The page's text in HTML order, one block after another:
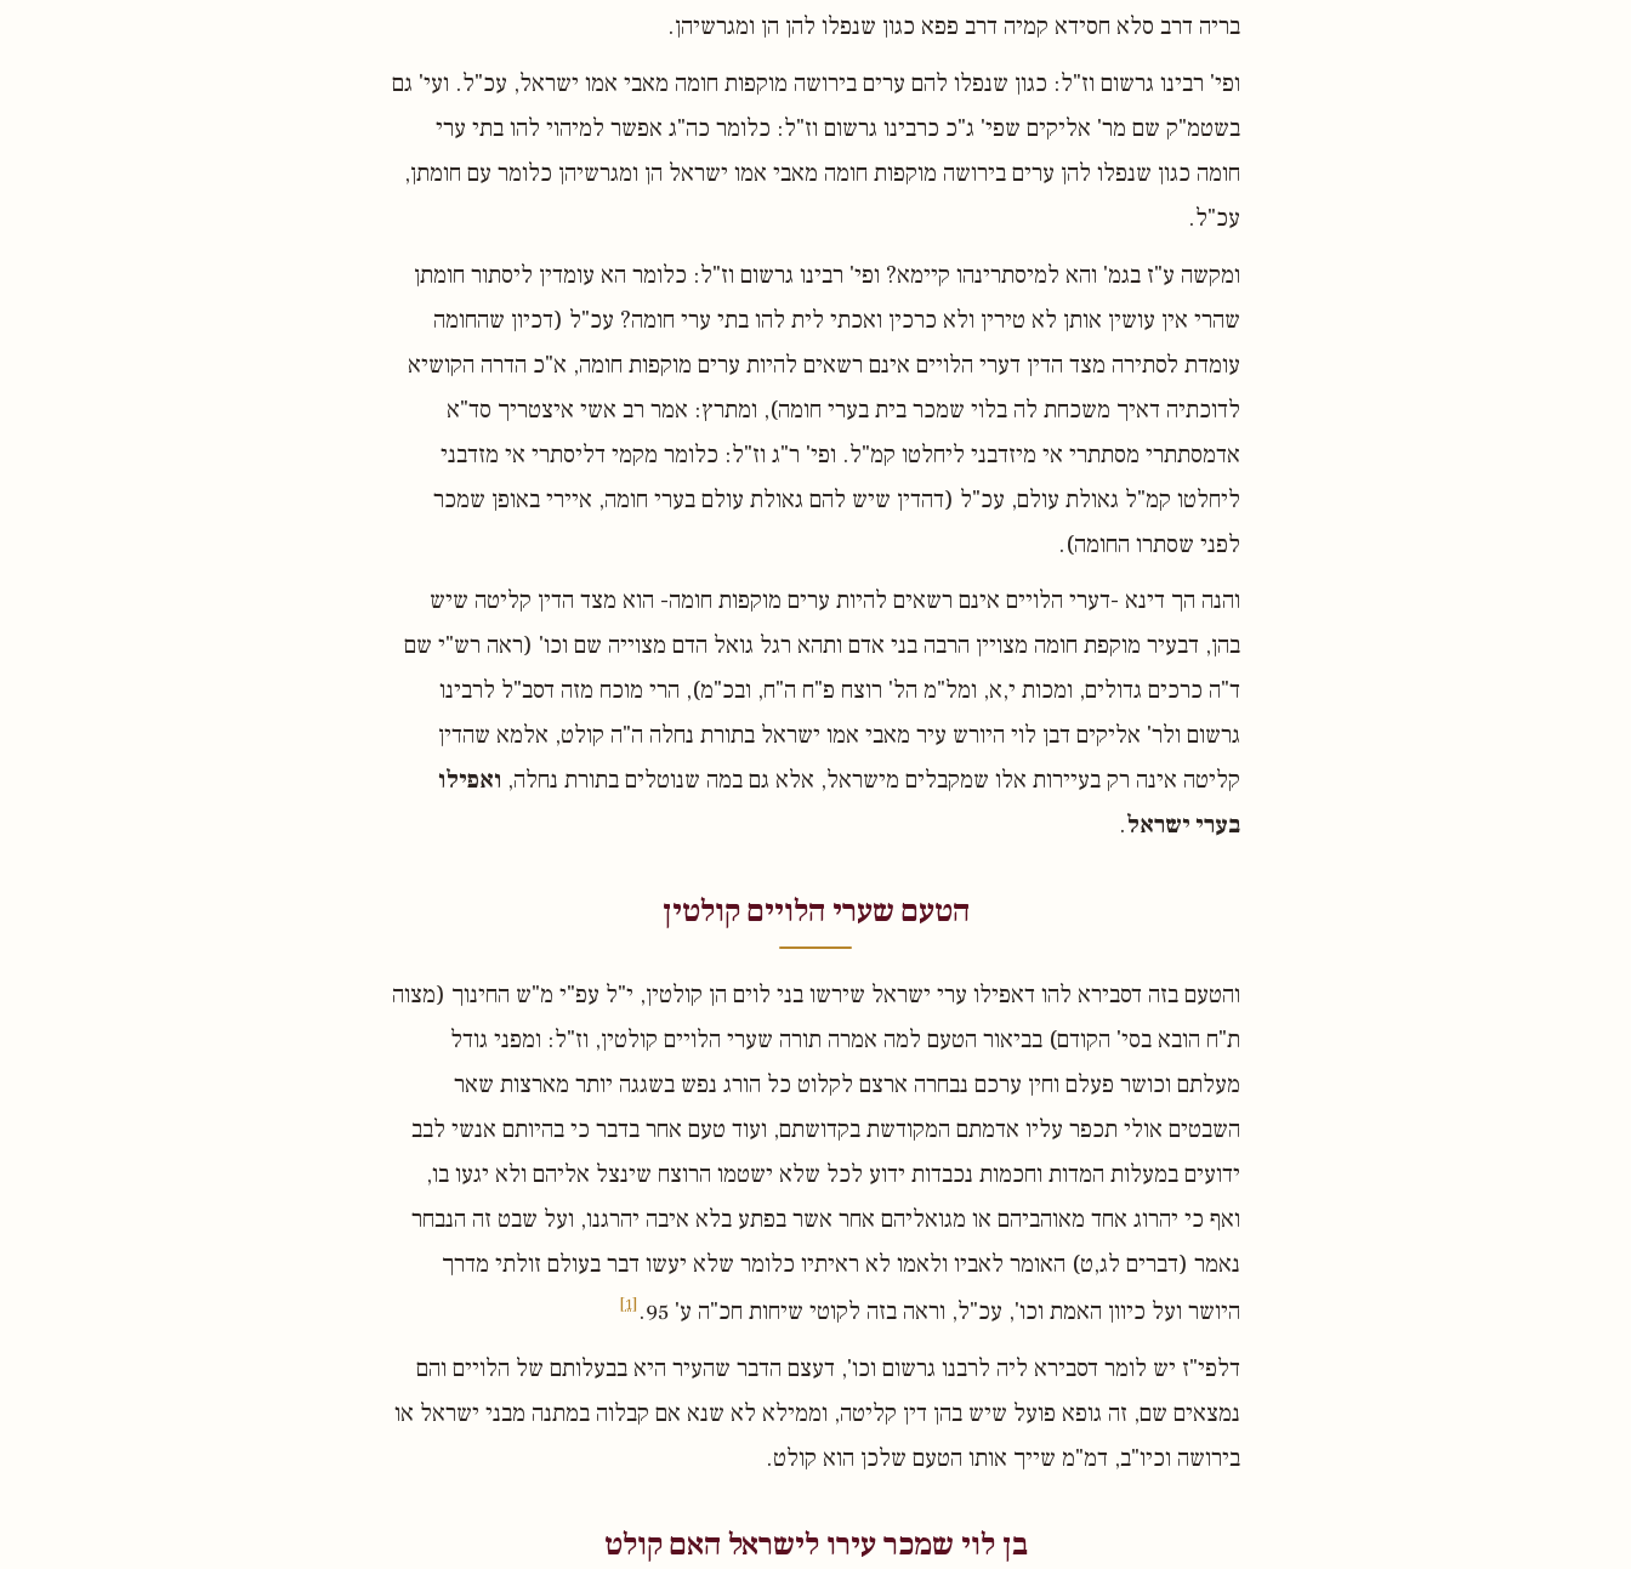
בריה דרב סלא חסידא קמיה דרב פפא כגון שנפלו להן הן ומגרשיהן.
ופי' רבינו גרשום וז"ל: כגון שנפלו להם ערים בירושה מוקפות חומה מאבי אמו ישראל, עכ"ל. ועי' גם
בשטמ"ק שם מר' אליקים שפי' ג"כ כרבינו גרשום וז"ל: כלומר כה"ג אפשר למיהוי להו בתי ערי
חומה כגון שנפלו להן ערים בירושה מוקפות חומה מאבי אמו ישראל הן ומגרשיהן כלומר עם חומתן,
עכ"ל.
ומקשה ע"ז בגמ' והא למיסתרינהו קיימא? ופי' רבינו גרשום וז"ל: כלומר הא עומדין ליסתור חומתן
שהרי אין עושין אותן לא טירין ולא כרכין ואכתי לית להו בתי ערי חומה? עכ"ל (דכיון שהחומה
עומדת לסתירה מצד הדין דערי הלויים אינם רשאים להיות ערים מוקפות חומה, א"כ הדרה הקושיא
לדוכתיה דאיך משכחת לה בלוי שמכר בית בערי חומה), ומתרץ: אמר רב אשי איצטריך סד"א
אדמסתתרי מסתתרי אי מיזדבני ליחלטו קמ"ל. ופי' ר"ג וז"ל: כלומר מקמי דליסתרי אי מזדבני
ליחלטו קמ"ל גאולת עולם, עכ"ל (דהדין שיש להם גאולת עולם בערי חומה, איירי באופן שמכר
לפני שסתרו החומה).
והנה הך דינא -דערי הלויים אינם רשאים להיות ערים מוקפות חומה- הוא מצד הדין קליטה שיש
בהן, דבעיר מוקפת חומה מצויין הרבה בני אדם ותהא רגל גואל הדם מצוייה שם וכו' (ראה רש"י שם
ד"ה כרכים גדולים, ומכות י,א, ומל"מ הל' רוצח פ"ח ה"ח, ובכ"מ), הרי מוכח מזה דסב"ל לרבינו
גרשום ולר' אליקים דבן לוי היורש עיר מאבי אמו ישראל בתורת נחלה ה"ה קולט, אלמא שהדין
קליטה אינה רק בעיירות אלו שמקבלים מישראל, אלא גם במה שנוטלים בתורת נחלה, ואפילו
בערי ישראל.
הטעם שערי הלויים קולטין
והטעם בזה דסבירא להו דאפילו ערי ישראל שירשו בני לוים הן קולטין, י"ל עפ"י מ"ש החינוך (מצוה
ת"ח הובא בסי' הקודם) בביאור הטעם למה אמרה תורה שערי הלויים קולטין, וז"ל: ומפני גודל
מעלתם וכושר פעלם וחין ערכם נבחרה ארצם לקלוט כל הורג נפש בשגגה יותר מארצות שאר
השבטים אולי תכפר עליו אדמתם המקודשת בקדושתם, ועוד טעם אחר בדבר כי בהיותם אנשי לבב
ידועים במעלות המדות וחכמות נכבדות ידוע לכל שלא ישטמו הרוצח שינצל אליהם ולא יגעו בו,
ואף כי יהרוג אחד מאוהביהם או מגואליהם אחר אשר בפתע בלא איבה יהרגנו, ועל שבט זה הנבחר
נאמר (דברים לג,ט) האומר לאביו ולאמו לא ראיתיו כלומר שלא יעשו דבר בעולם זולתי מדרך
היושר ועל כיוון האמת וכו', עכ"ל, וראה בזה לקוטי שיחות חכ"ה ע' 95.
[1]
דלפי"ז יש לומר דסבירא ליה לרבנו גרשום וכו', דעצם הדבר שהעיר היא בבעלותם של הלויים והם
נמצאים שם, זה גופא פועל שיש בהן דין קליטה, וממילא לא שנא אם קבלוה במתנה מבני ישראל או
בירושה וכיו"ב, דמ"מ שייך אותו הטעם שלכן הוא קולט.
בן לוי שמכר עירו לישראל האם קולט